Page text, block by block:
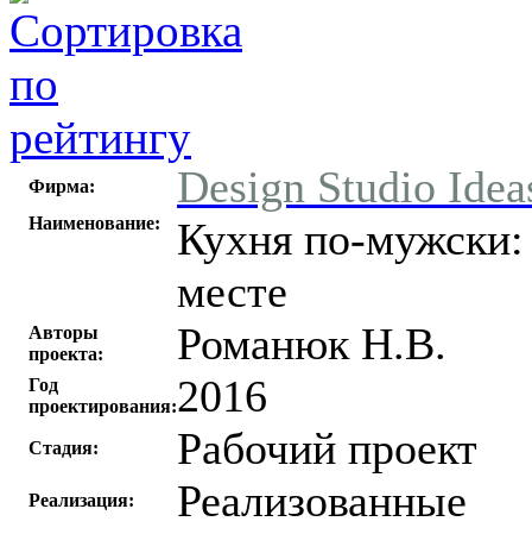
Фирма: Design Studio
Наименование:
Кухня по-
месте
Авторы
проекта:
Романюк Н.В.
Год
проектирования:2016
Стадия: Рабочий проект
Реализация: Реализованные